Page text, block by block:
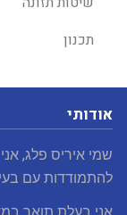
תכנון
אודותי
שמי איריס פלג,
להתמודדות עם